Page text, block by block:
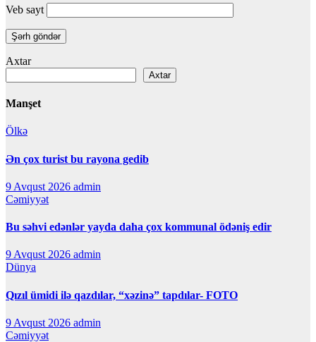
Veb sayt
Axtar
Axtar
Manşet
Ölkə
Ən çox turist bu rayona gedib
9 Avqust 2026 admin
Cəmiyyət
Bu səhvi edənlər yayda daha çox kommunal ödəniş edir
9 Avqust 2026 admin
Dünya
Qızıl ümidi ilə qazdılar, “xəzinə” tapdılar- FOTO
9 Avqust 2026 admin
Cəmiyyət